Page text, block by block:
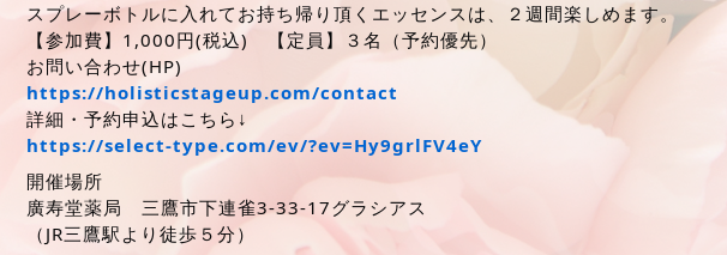
スプレーボトルに入れてお持ち帰り頂くエッセンスは、２週間楽しめます。
【参加費】1,000円(税込) 【定員】３名（予約優先）
お問い合わせ(HP)
https://holisticstageup.com/contact
詳細・予約申込はこちら↓
https://select-type.com/ev/?ev=Hy9grlFV4eY
開催場所
廣寿堂薬局 三鷹市下連雀3-33-17グラシアス
（JR三鷹駅より徒歩５分）